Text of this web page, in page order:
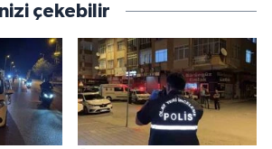
çekebilir